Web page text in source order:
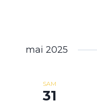
mai 2025
SAM
31